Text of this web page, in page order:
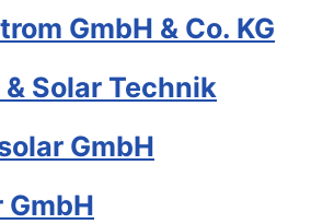
GmbH & Co. KG
& Solar Technik
GmbH
GmbH